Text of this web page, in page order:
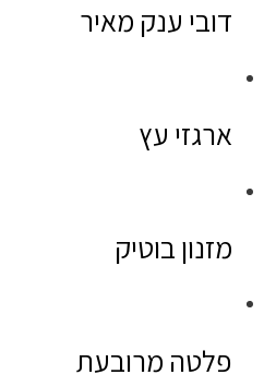
דובי ענק מאיר
ארגזי עץ
מזנון בוטיק
פלטה מרובעת